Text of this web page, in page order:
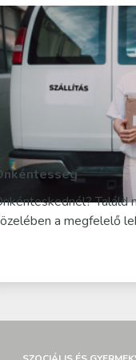
Találd
a megfelelő